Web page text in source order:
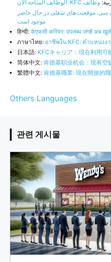
وظائف KFC: الوظائف المتاحة الآن
موقعیت‌های شغلی در حال حاضر
موجود است
हिन्दी: केएफसी करियर: उपलब्ध जगहें अब
ภาษาไทย: อาชีพใน KFC: ตำแหน่ง
日本語: KFCキャリア：現在利用可
简体中文: 肯德基职业机会：现有空
繁體中文: 肯德基職業: 現在開放的
Others Languages
관련 게시물